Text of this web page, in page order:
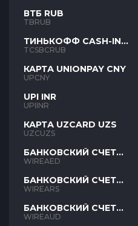
ВТБ RUB
TBRUB
ТИНЬКОФФ CASH-IN
RUB
TCSBCRUB
КАРТА UNIONPAY CNY
UPCNY
UPI INR
UPIINR
КАРТА UZCARD UZS
UZCUZS
БАНКОВСКИЙ СЧЕТ
AED
WIREAED
БАНКОВСКИЙ СЧЕТ
ARS
WIREARS
БАНКОВСКИЙ СЧЕТ
AUD
WIREAUD